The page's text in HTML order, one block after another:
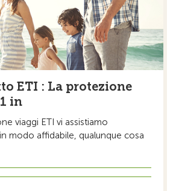
ETI : La protezione
in
viaggi ETI vi assistiamo
modo affidabile, qualunque cosa